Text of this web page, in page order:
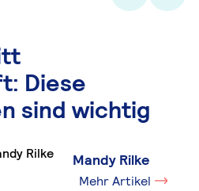
Diese
sind wichtig
Mandy Rilke
Mehr Artikel